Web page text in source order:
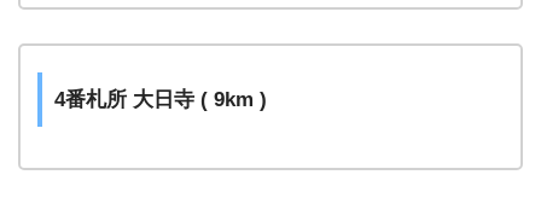
4番札所 大日寺 ( 9km )